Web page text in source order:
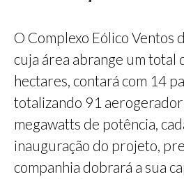
O Complexo Eólico Ventos
cuja área abrange um total
hectares, contará com 14
totalizando 91
megawatts de potência,
inauguração do projeto,
companhia dobrará a sua